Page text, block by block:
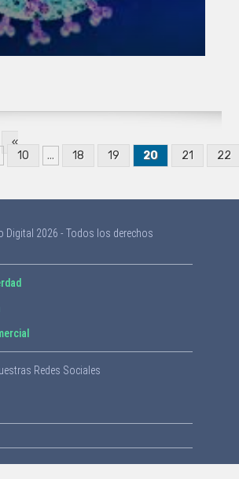
«
10 ... 18 19 20 21
22
Digital 2026 - Todos los derechos
Redes Sociales